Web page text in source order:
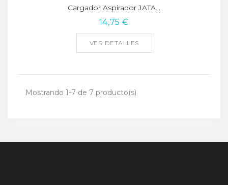
Cargador Aspirador JATA...
14,75 €
VER DETALLES
Mostrando 1-7 de 7 producto(s)